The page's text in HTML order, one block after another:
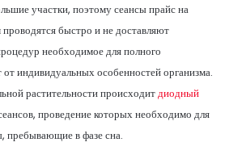
участки, поэтому сеансы прайс на
быстро и не доставляют
необходимое для полного
индивидуальных особенностей организма.
растительности происходитдиодный
проведение которых необходимо для
пребывающие в фазе сна.